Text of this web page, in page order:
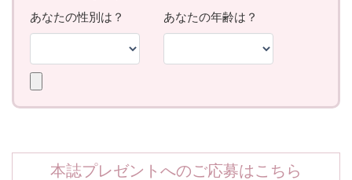
本誌プレゼントへのご応募はこちら